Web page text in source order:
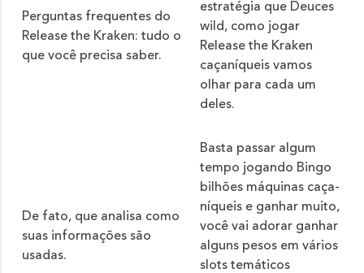
Perguntas frequentes do
Release the Kraken: tudo o
que você precisa saber.
estratégia que Deuces
wild, como jogar
Release the Kraken
caçaníqueis vamos
olhar para cada um
deles.
De fato, que analisa como
suas informações são
usadas.
Basta passar algum
tempo jogando Bingo
bilhões máquinas caça-
níqueis e ganhar muito,
você vai adorar ganhar
alguns pesos em vários
slots temáticos